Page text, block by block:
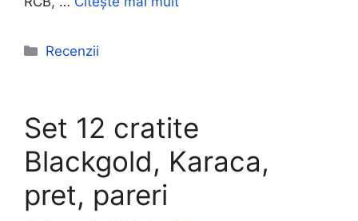
Categorii
Recenzii
Set 12 cratite
Blackgold, Karaca,
pret, pareri